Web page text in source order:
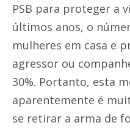
PSB para proteger a
últimos anos, o
mulheres em casa e
agressor ou
30%. Portanto, esta
aparentemente é
se retirar a arma de